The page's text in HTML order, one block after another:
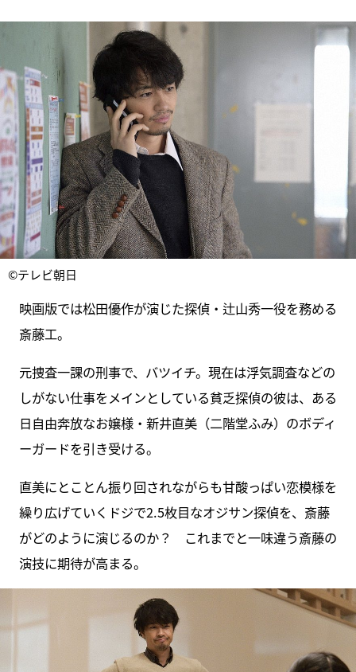
©テレビ朝日
映画版では松田優作が演じた探偵・辻山秀一役を務める
斎藤工。
元捜査一課の刑事で、バツイチ。現在は浮気調査などの
しがない仕事をメインとしている貧乏探偵の彼は、ある
日自由奔放なお嬢様・新井直美（二階堂ふみ）のボディ
ーガードを引き受ける。
直美にとことん振り回されながらも甘酸っぱい恋模様を
繰り広げていくドジで2.5枚目なオジサン探偵を、斎藤
がどのように演じるのか？ これまでと一味違う斎藤の
演技に期待が高まる。